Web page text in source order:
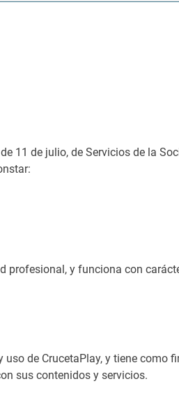
11 de julio, de Servicios de la
profesional, y funciona con
uso de CrucetaPlay, y tiene como
sus contenidos y servicios.